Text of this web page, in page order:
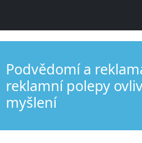
Podvědomí a
reklamní polepy
myšlení